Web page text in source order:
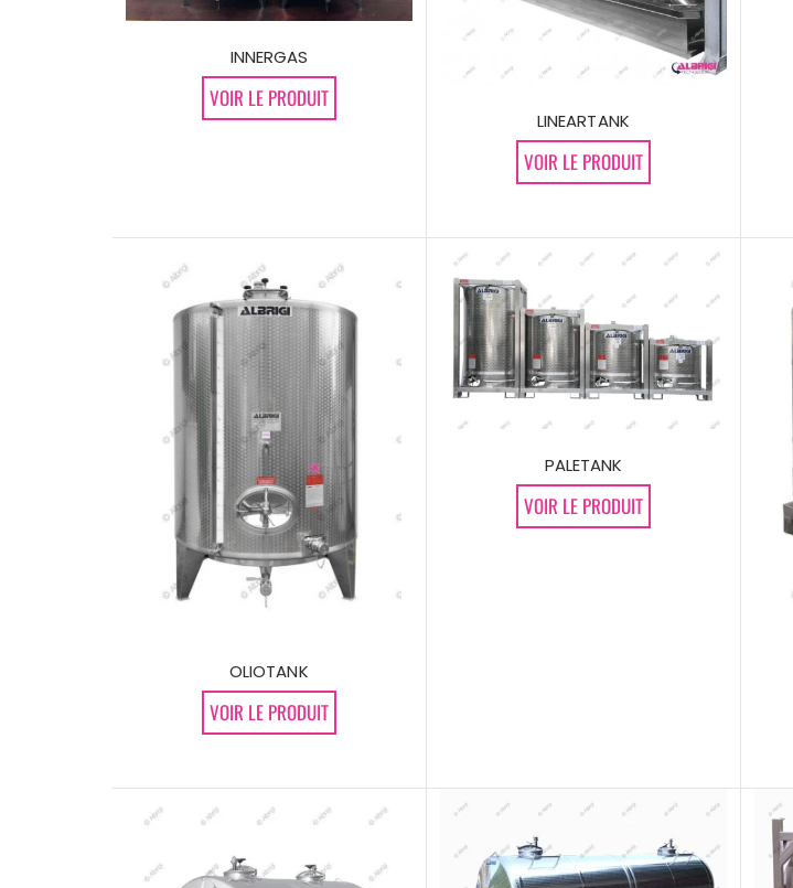
INNERGAS
VOIR LE PRODUIT
LINEARTANK
VOIR LE PRODUIT
OLIOTANK
VOIR LE PRODUIT
PALETANK
VOIR LE PRODUIT